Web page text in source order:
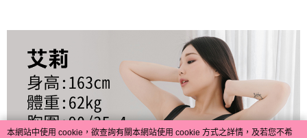
本網站中使用 cookie，欲查詢有關本網站使用 cookie 方式之詳情，及若您不希